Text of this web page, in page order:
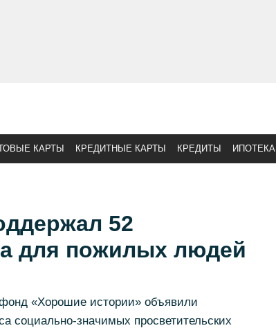
КАРТЫ КРЕДИТНЫЕ КАРТЫ КРЕДИТЫ ИПОТЕКА
52
для пожилых людей
«Хорошие истории» объявили
социально-значимых просветительских